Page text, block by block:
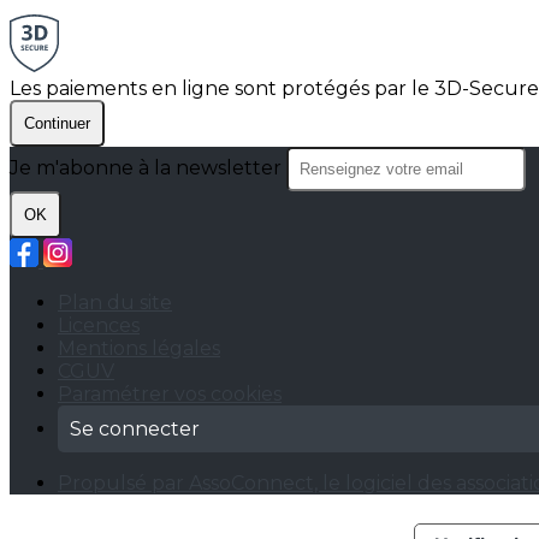
Les paiements en ligne sont protégés par le 3D-
Continuer
Je m'abonne à la newsletter
OK
Se connecter